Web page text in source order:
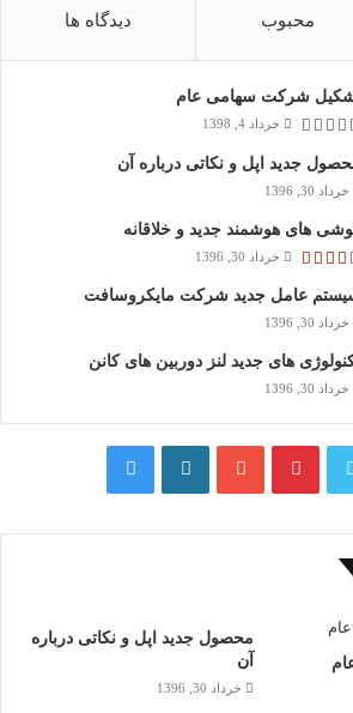
محبوب دیدگاه ها
شرکت سهامی عام
خرداد 4, 1398
جدید اپل و نکاتی درباره آن
خرداد 30, 1396
های هوشمند جدید و خلاقانه
خرداد 30, 1396
عامل جدید شرکت مایکروسافت
خرداد 30, 1396
های جدید لنز دوربین های کانن
خرداد 30, 1396
محصول جدید اپل و نکاتی درباره
آن
خرداد 30, 1396